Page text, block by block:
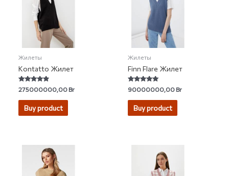
Жилеты
Kontatto Жилет
Rated
4.62
out of 5
275000000,00Br
Buy product
Жилеты
Finn Flare Жилет
Rated
4.86
out of 5
90000000,00Br
Buy product